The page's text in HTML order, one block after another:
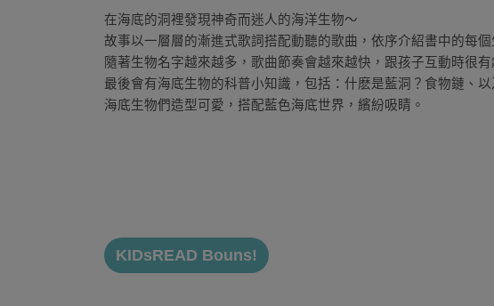
在海底的洞裡發現神奇而迷人的海洋生物～
故事以一層層的漸進式歌詞搭配動聽的歌曲，依序介紹書中的每個
隨著生物名字越來越多，歌曲節奏會越來越快，跟孩子互動時很有
最後會有海底生物的科普小知識，包括：什麽是藍洞？食物鏈、
海底生物們造型可愛，搭配藍色海底世界，繽紛吸睛。
KIDsREAD Bouns!